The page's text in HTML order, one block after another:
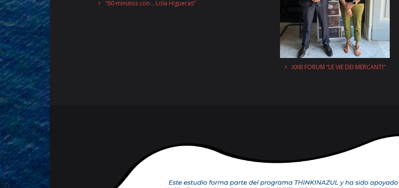
“60 minutos con… Lola Higueras”
XXIII FORUM “LE VIE DEI MERCANTI”